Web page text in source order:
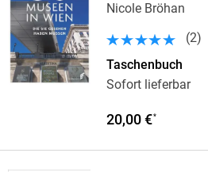
Nicole Bröhan
(2)
Taschenbuch
Sofort lieferbar
20,00 €*